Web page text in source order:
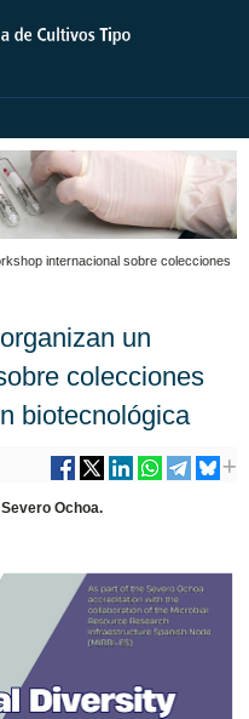
internacional sobre colecciones
un
colecciones
biotecnológica
Ochoa.